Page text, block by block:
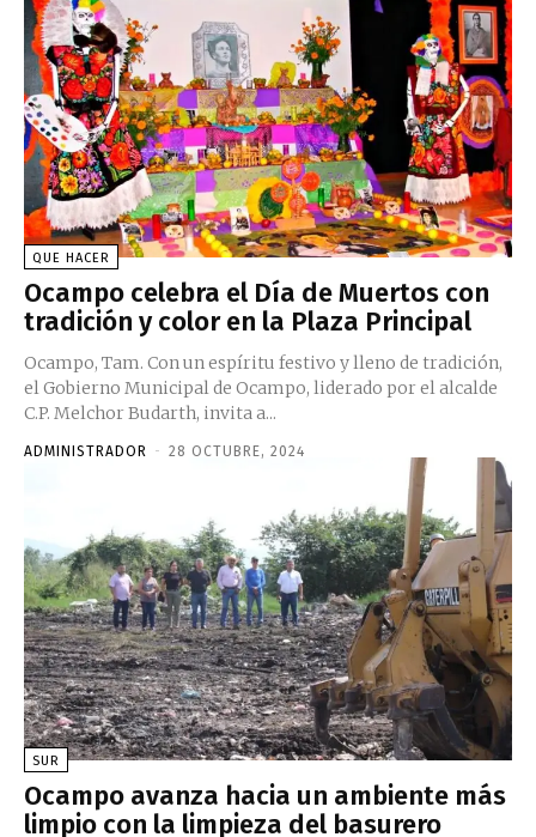
QUE HACER
Ocampo celebra el Día de Muertos con
tradición y color en la Plaza Principal
Ocampo, Tam. Con un espíritu festivo y lleno de tradición,
el Gobierno Municipal de Ocampo, liderado por el alcalde
C.P. Melchor Budarth, invita a...
ADMINISTRADOR - 28 OCTUBRE, 2024
SUR
Ocampo avanza hacia un ambiente más
limpio con la limpieza del basurero